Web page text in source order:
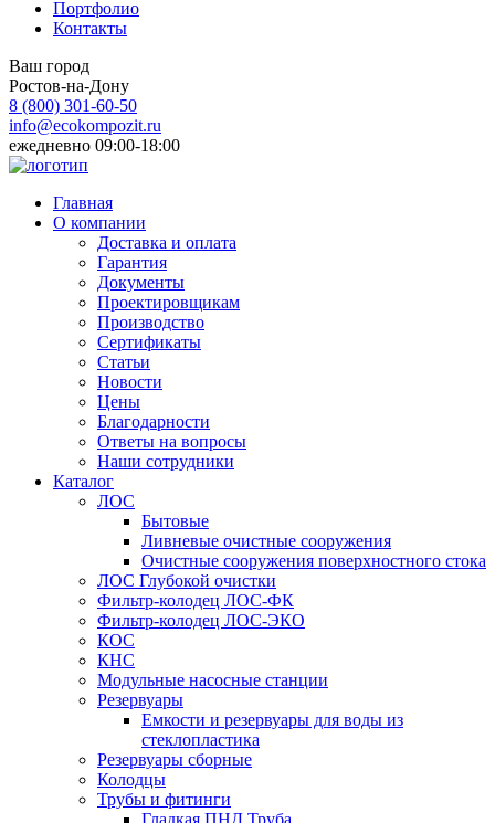
Портфолио
Контакты
Ваш город
Ростов-на-Дону
8 (800) 301-60-50
info@ecokompozit.ru
ежедневно 09:00-18:00
Главная
О компании
Доставка и оплата
Гарантия
Документы
Проектировщикам
Производство
Сертификаты
Статьи
Новости
Цены
Благодарности
Ответы на вопросы
Наши сотрудники
Каталог
ЛОС
Бытовые
Ливневые очистные сооружения
Очистные сооружения поверхностного стока
ЛОС Глубокой очистки
Фильтр-колодец ЛОС-ФК
Фильтр-колодец ЛОС-ЭКО
КОС
КНС
Модульные насосные станции
Резервуары
Емкости и резервуары для воды из
стеклопластика
Резервуары сборные
Колодцы
Трубы и фитинги
Гладкая ПНД Труба